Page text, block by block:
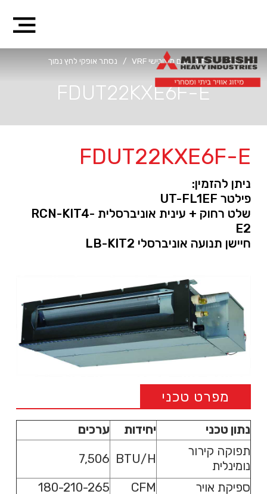
דף הבית / יחידות פנים מיצובישי VRF / נסתר אופקי לחץ נמוך
FDUT22KXE6F-E
FDUT22KXE6F-E
ניתן להזמין:
פילטר UT-FL1EF
שלט רחוק + עינית אוניברסלית RCN-KIT4-
E2
חיישן תנועה אוניברסלי LB-KIT2
מפרט טכני
נתון טכני יחידות
ערכים
תפוקה קירור
נומינלית
BTU/H
7,506
ספיקת אויר
CFM
180-210-265